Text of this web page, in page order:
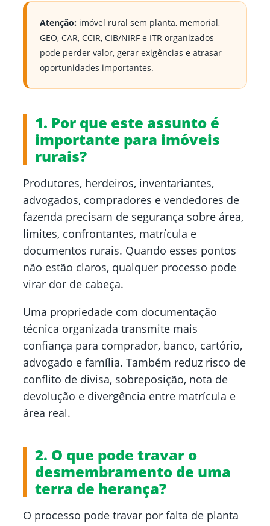
Atenção: imóvel rural sem planta, memorial,
GEO, CAR, CCIR, CIB/NIRF e ITR organizados
pode perder valor, gerar exigências e atrasar
oportunidades importantes.
1. Por que este assunto é
importante para imóveis
rurais?
Produtores, herdeiros, inventariantes,
advogados, compradores e vendedores de
fazenda precisam de segurança sobre área,
limites, confrontantes, matrícula e
documentos rurais. Quando esses pontos
não estão claros, qualquer processo pode
virar dor de cabeça.
Uma propriedade com documentação
técnica organizada transmite mais
confiança para comprador, banco, cartório,
advogado e família. Também reduz risco de
conflito de divisa, sobreposição, nota de
devolução e divergência entre matrícula e
área real.
2. O que pode travar o
desmembramento de uma
terra de herança?
O processo pode travar por falta de planta